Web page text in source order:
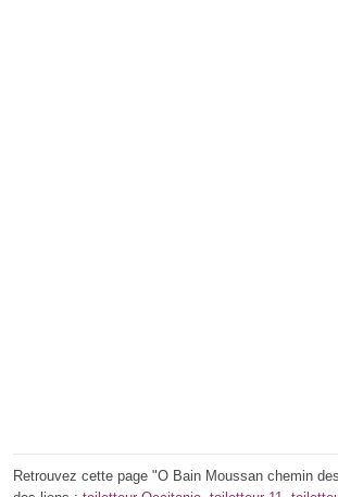
Retrouvez cette page "O Bain Moussan chemin